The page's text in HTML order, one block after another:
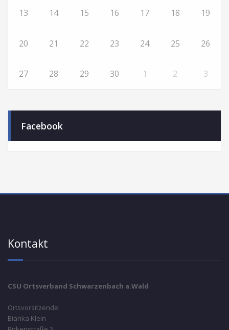
13 14 15 16 17 18 19
20 21 22 23 24 25 26
27 28 29 30 1 2 3
Facebook
Kontakt
CSU Ortsverband Schwarzenbach a.Wald
Ortsvorsitzende:
Bianka Klein